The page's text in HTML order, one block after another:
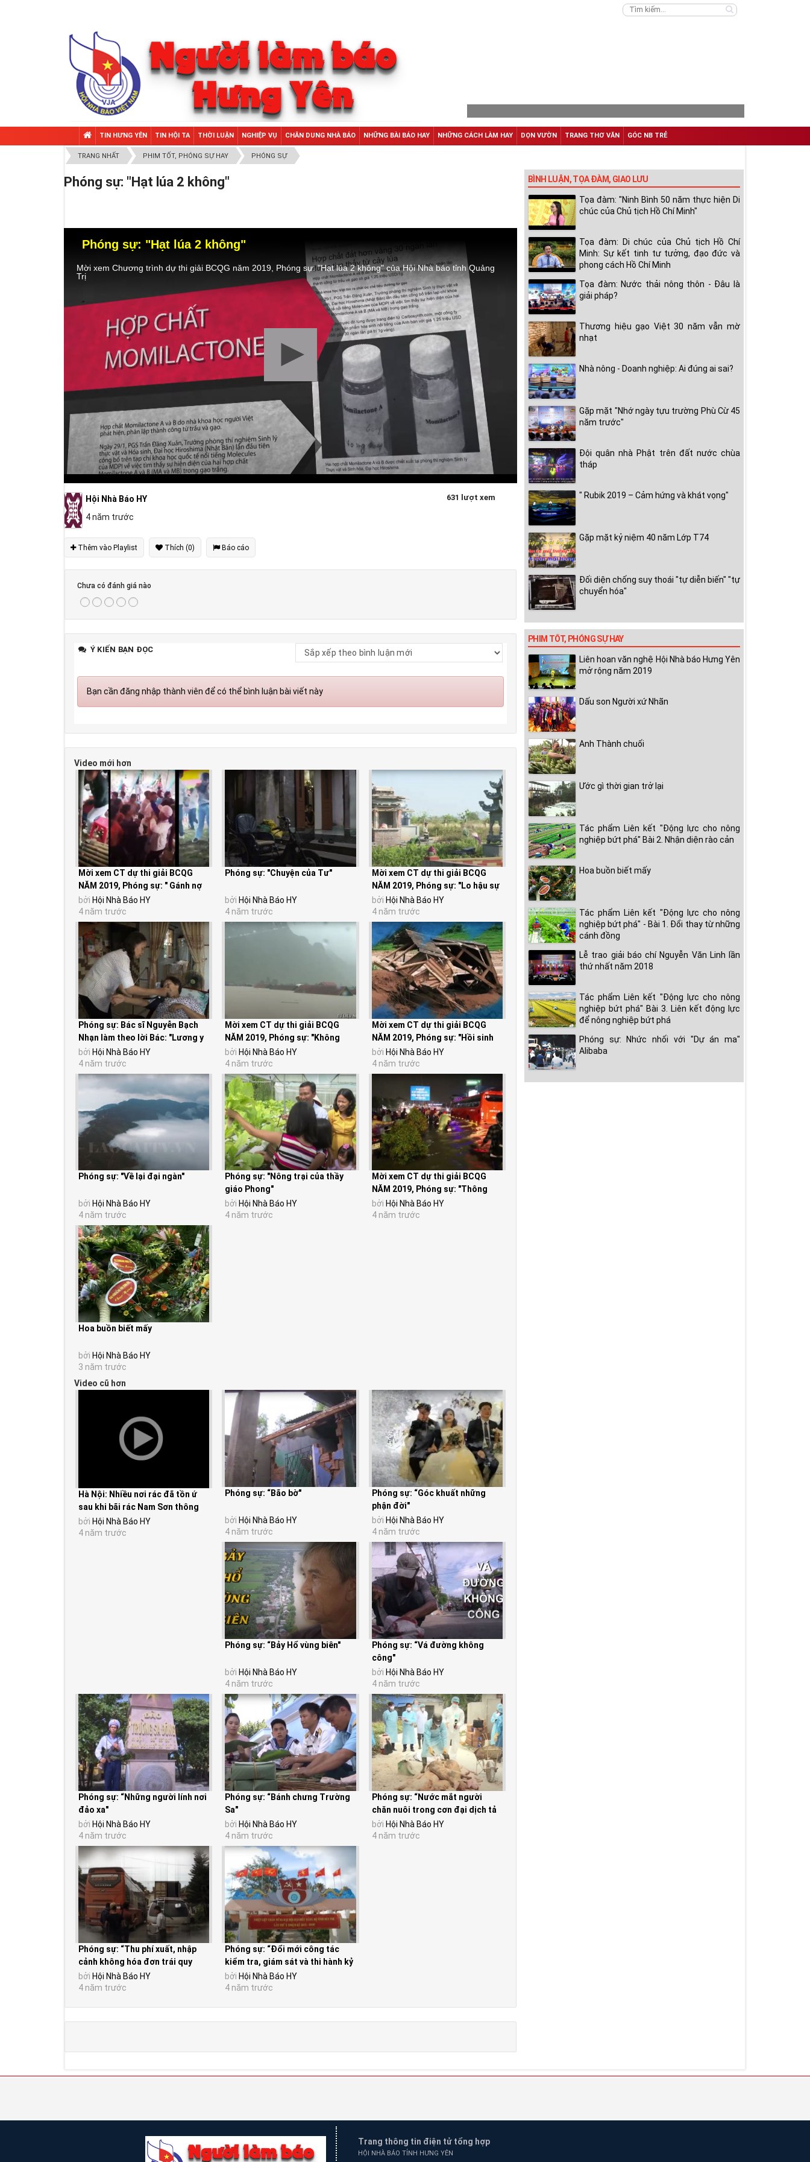
TIN HƯNG YÊN TIN HỘI TA THỜI LUẬN NGHIỆP VỤ CHÂN DUNG NHÀ BÁO NHỮNG BÀI BÁO HAY NHỮNG CÁCH LÀM HAY DỌN VƯỜN TRANG THƠ VĂN GÓC NB TRẺ
TRANG NHẤT PHIM TỐT, PHÓNG SỰ HAY PHÓNG SỰ
Phóng sự: "Hạt lúa 2 không"
Phóng sự: "Hạt lúa 2 không"
Mời xem Chương trình dự thi giải BCQG năm 2019, Phóng sự: "Hạt lúa 2 không" của Hội Nhà báo tỉnh Quảng
Trị
Hội Nhà Báo HY
4 năm trước
631 lượt xem
Thêm vào Playlist Thích (0) Báo cáo
Chưa có đánh giá nào
Ý KIẾN BẠN ĐỌC
Bạn cần đăng nhập thành viên để có thể bình luận bài viết này
Video mới hơn
Mời xem CT dự thi giải BCQG
NĂM 2019, Phóng sự: " Gánh nợ
đại tiệc sinh...
bởi Hội Nhà Báo HY
4 năm trước
Phóng sự: "Chuyện của Tư"
bởiHội Nhà Báo HY
4 năm trước
Mời xem CT dự thi giải BCQG
NĂM 2019, Phóng sự: "Lo hậu sự
cho người còn...
bởi Hội Nhà Báo HY
4 năm trước
Phóng sự: Bác sĩ Nguyễn Bạch
Nhạn làm theo lời Bác: "Lương y
như từ mẫu"
bởi Hội Nhà Báo HY
4 năm trước
Mời xem CT dự thi giải BCQG
NĂM 2019, Phóng sự: "Không
chạy lũ" của Hội...
bởiHội Nhà Báo HY
4 năm trước
Mời xem CT dự thi giải BCQG
NĂM 2019, Phóng sự: "Hồi sinh
sau lũ" của Hôi...
bởi Hội Nhà Báo HY
4 năm trước
Phóng sự: "Về lại đại ngàn"
bởi Hội Nhà Báo HY
4 năm trước
Phóng sự: "Nông trại của thầy
giáo Phong"
bởi Hội Nhà Báo HY
4 năm trước
Mời xem CT dự thi giải BCQG
NĂM 2019, Phóng sự: "Thông
công nghiệp - Tắc...
bởi Hội Nhà Báo HY
4 năm trước
Hoa buồn biết mấy
bởi Hội Nhà Báo HY
3 năm trước
Video cũ hơn
Hà Nội: Nhiều nơi rác đã tồn ứ
sau khi bãi rác Nam Sơn thông
báo dừng tiếp...
bởi Hội Nhà Báo HY
4 năm trước
Phóng sự: “Bão bờ"
bởi Hội Nhà Báo HY
4 năm trước
Phóng sự: “Góc khuất những
phận đời"
bởi Hội Nhà Báo HY
4 năm trước
Phóng sự: “Bảy Hổ vùng biên"
bởi Hội Nhà Báo HY
4 năm trước
Phóng sự: “Vá đường không
công"
bởi Hội Nhà Báo HY
4 năm trước
Phóng sự: “Những người lính nơi
đảo xa"
bởi Hội Nhà Báo HY
4 năm trước
Phóng sự: “Bánh chưng Trường
Sa"
bởi Hội Nhà Báo HY
4 năm trước
Phóng sự: “Nước mắt người
chăn nuôi trong cơn đại dịch tả
lợn châu Phi"
bởi Hội Nhà Báo HY
4 năm trước
Phóng sự: “Thu phí xuất, nhập
cảnh không hóa đơn trái quy
định của pháp...
bởi Hội Nhà Báo HY
4 năm trước
Phóng sự: “Đổi mới công tác
kiểm tra, giám sát và thi hành kỷ
luật của...
bởi Hội Nhà Báo HY
4 năm trước
BÌNH LUẬN, TỌA ĐÀM, GIAO LƯU
Tọa đàm: "Ninh Bình 50 năm thực hiện Di
chúc của Chủ tịch Hồ Chí Minh"
Tọa đàm: Di chúc của Chủ tịch Hồ Chí
Minh: Sự kết tinh tư tưởng, đạo đức và
phong cách Hồ Chí Minh
Tọa đàm: Nước thải nông thôn - Đâu là
giải pháp?
Thương hiệu gạo Việt 30 năm vẫn mờ
nhạt
Nhà nông - Doanh nghiệp: Ai đúng ai sai?
Gặp mặt "Nhớ ngày tựu trường Phù Cừ 45
năm trước"
Đội quân nhà Phật trên đất nước chùa
tháp
" Rubik 2019 – Cảm hứng và khát vọng"
Gặp mặt kỷ niệm 40 năm Lớp T74
Đối diện chống suy thoái "tự diễn biến" "tự
chuyển hóa"
PHIM TỐT, PHÓNG SỰ HAY
Liên hoan văn nghệ Hội Nhà báo Hưng Yên
mở rộng năm 2019
Dấu son Người xứ Nhãn
Anh Thành chuối
Ước gì thời gian trở lại
Tác phẩm Liên kết "Động lực cho nông
nghiệp bứt phá" Bài 2. Nhận diện rào cản
Hoa buồn biết mấy
Tác phẩm Liên kết "Động lực cho nông
nghiệp bứt phá" - Bài 1. Đổi thay từ những
cánh đồng
Lễ trao giải báo chí Nguyễn Văn Linh lần
thứ nhất năm 2018
Tác phẩm Liên kết "Động lực cho nông
nghiệp bứt phá" Bài 3. Liên kết động lực
để nông nghiệp bứt phá
Phóng sự: Nhức nhối với "Dự án ma"
Alibaba
Trang thông tin điện tử tổng hợp
HỘI NHÀ BÁO TỈNH HƯNG YÊN